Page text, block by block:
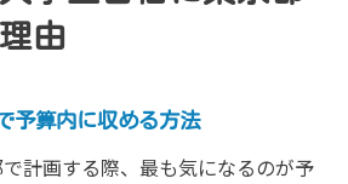
由
予算内に収める方法
計画する際、最も気になるのが予